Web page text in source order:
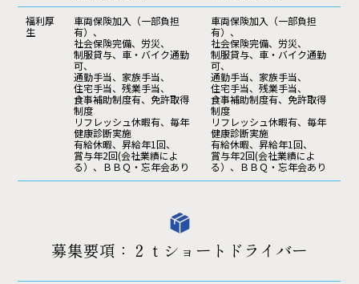
福利厚
生
車両保険加入（一部負担
有）、
社会保険完備、労災、
制服貸与、車・バイク通勤
可、
通勤手当、家族手当、
住宅手当、残業手当、
食事補助制度有、免許取得
制度
リフレッシュ休暇有、毎年
健康診断実施
有給休暇、昇給年1回、
賞与年2回(会社業績によ
る）、ＢＢＱ・忘年会あり
車両保険加入（一部負担
有）、
社会保険完備、労災、
制服貸与、車・バイク通勤
可、
通勤手当、家族手当、
住宅手当、残業手当、
食事補助制度有、免許取得
制度
リフレッシュ休暇有、毎年
健康診断実施
有給休暇、昇給年1回、
賞与年2回(会社業績によ
る）、ＢＢＱ・忘年会あり
募集要項：２ｔショートドライバー